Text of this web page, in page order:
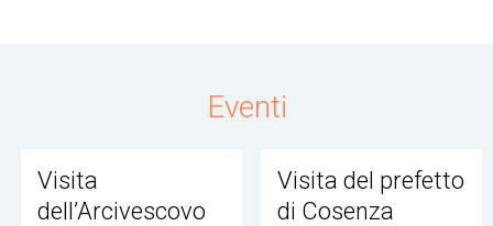
Eventi
Visita
dell’Arcivescovo
Visita del prefetto
di Cosenza